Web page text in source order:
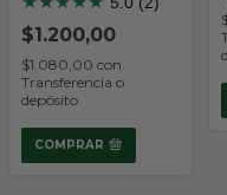
$1.200,00
$1.080,00 con
Transferencia o
depósito
COMPRAR